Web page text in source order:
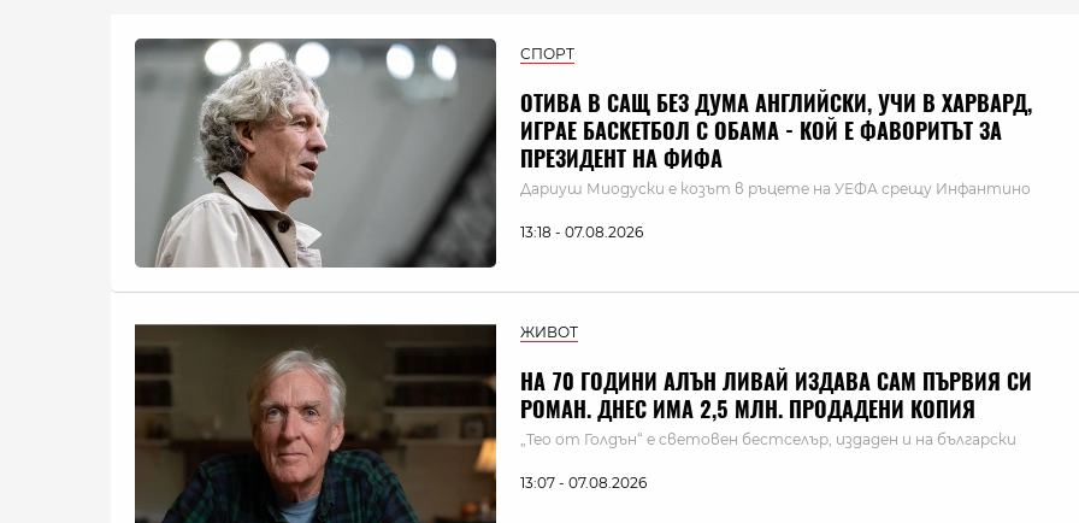
СПОРТ
ОТИВА В САЩ БЕЗ ДУМА АНГЛИЙСКИ, УЧИ В ХАРВАРД,
ИГРАЕ БАСКЕТБОЛ С ОБАМА - КОЙ Е ФАВОРИТЪТ ЗА
ПРЕЗИДЕНТ НА ФИФА
Дариуш Миодуски е козът в ръцете на УЕФА срещу Инфантино
13:18 - 07.08.2026
ЖИВОТ
НА 70 ГОДИНИ АЛЪН ЛИВАЙ ИЗДАВА САМ ПЪРВИЯ СИ
РОМАН. ДНЕС ИМА 2,5 МЛН. ПРОДАДЕНИ КОПИЯ
„Тео от Голдън“ е световен бестселър, издаден и на български
13:07 - 07.08.2026